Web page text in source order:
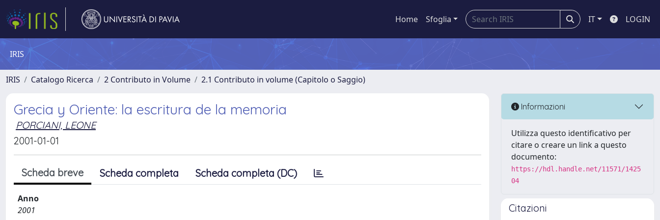
Home Sfoglia IT LOGIN
IRIS
IRIS Catalogo Ricerca 2 Contributo in Volume 2.1 Contributo in volume (Capitolo o Saggio)
Grecia y Oriente: la escritura de la memoria
PORCIANI, LEONE
2001-01-01
Scheda breve Scheda completa Scheda completa (DC)
Anno
2001
Informazioni
Utilizza questo identificativo per
citare o creare un link a questo
documento:
https://hdl.handle.net/11571/1425
04
Citazioni